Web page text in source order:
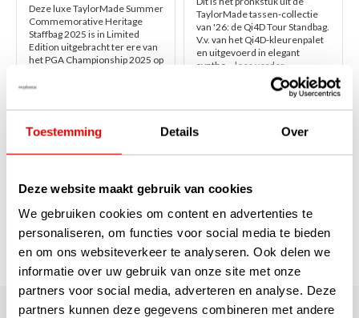
Toestemming Details Over
Deze website maakt gebruik van cookies
We gebruiken cookies om content en advertenties te
personaliseren, om functies voor social media te bieden
en om ons websiteverkeer te analyseren. Ook delen we
informatie over uw gebruik van onze site met onze
partners voor social media, adverteren en analyse. Deze
partners kunnen deze gegevens combineren met andere
Deze luxe TaylorMade Summer
Commemorative Heritage
Staffbag 2025 is in Limited
Edition uitgebracht ter ere van
het PGA Championship 2025 op
€799,00
TaylorMade tassen-collectie
van '26: de Qi4D Tour Standbag.
V.v. van het Qi4D-kleurenpalet
en uitgevoerd in elegant
synthe... lees verder
Pagina 1 van 1
180.000+ Klanten | 5.000+ Reviews | Trusted Shops, TrustPilot,
Google